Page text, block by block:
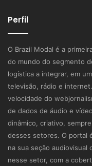
Perfil
O Brazil Modal é a
do mundo do segmento
logística a integrar, em
televisão, rádio e
velocidade do
de dados de áudio e
dinâmico, criativo,
desses setores. O portal
na sua seção
nesse setor, com a